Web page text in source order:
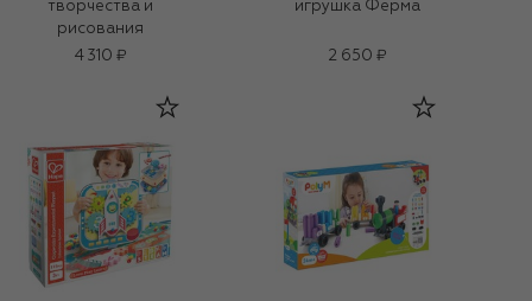
творчества и
рисования
4 310 ₽
игрушка Ферма
2 650 ₽